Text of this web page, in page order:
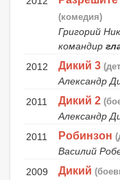
(комедия)
Григорий
командир
2012
Дикий 3
Александр
2011
Дикий 2
Александр
2011
Робинзон
Василий
2009
Дикий